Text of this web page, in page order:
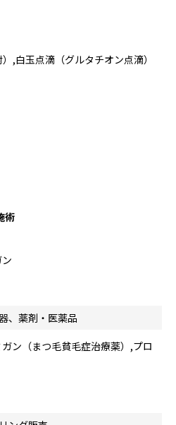
,白玉点滴（グルタチオン点滴）
術
、薬剤・医薬品
ン（まつ毛貧毛症治療薬）,プロ